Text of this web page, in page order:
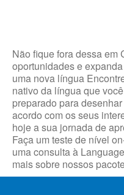
Não fique fora dessa em
oportunidades e
uma nova língua
nativo da língua que
preparado para
acordo com os seus
hoje a sua jornada de
Faça um teste de nível
uma consulta à
mais sobre nossos